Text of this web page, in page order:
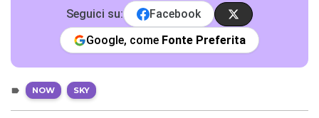
Seguici su:
Facebook
Google, come Fonte Preferita
NOW SKY